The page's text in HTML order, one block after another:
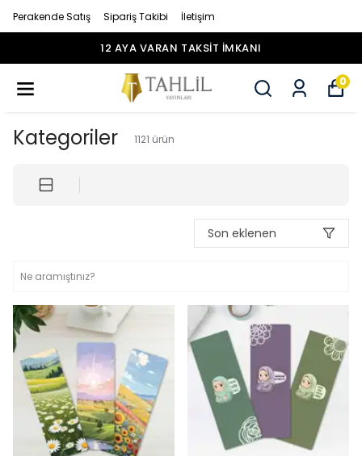
Perakende Satış Sipariş Takibi İletişim
12 AYA VARAN TAKSİT İMKANI
0
Kategoriler 1121 ürün
Son eklenen